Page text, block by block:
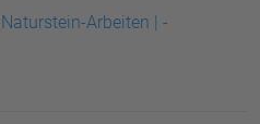
Arbeiten | -